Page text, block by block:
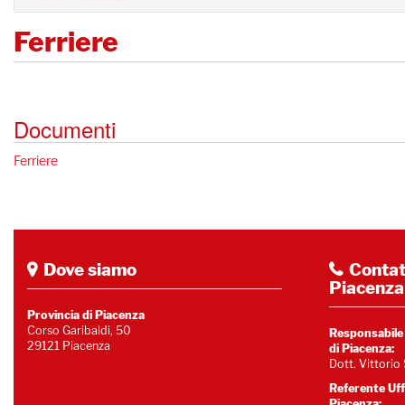
Ferriere
Documenti
Ferriere
Dove siamo
Provincia di Piacenza
Corso Garibaldi, 50
29121 Piacenza
Piacenza
di Piacenza:
Dott. Vittorio
Referente